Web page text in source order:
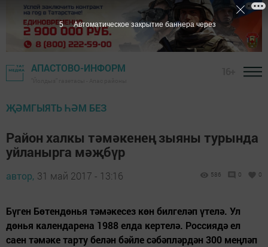
АПАСТОВО-ИНФОРМ
ҖӘМГЫЯТЬ ҺӘМ БЕЗ
Район халкы тәмәкенең зыяны турында
уйланырга мәҗбүр
автор, 31 май 2017 - 13:16 586 0 0
Бүген Бөтендөнья тәмәкесез көн билгеләп үтелә. Ул
дөнья календарена 1988 елда кертелә. Россиядә ел
саен тәмәке тарту белән бәйле сәбәпләрдән 300 меңләп
4 Автоматическое закрытие баннера через